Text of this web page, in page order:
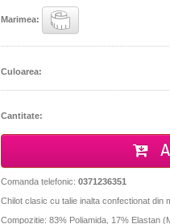
Marimea:
Culoarea:
Cantitate:
Comanda telefonic: 0371236351
Chilot clasic cu talie inalta confectionat din
Compozitie: 83% Poliamida, 17% Elastan